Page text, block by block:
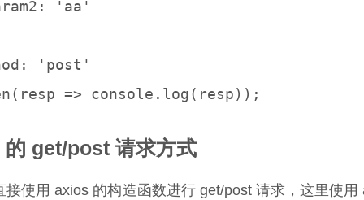
'aa'
'post'
get/post 请求方式
接使用 axios 的构造函数进行 get/post 请求，这里使